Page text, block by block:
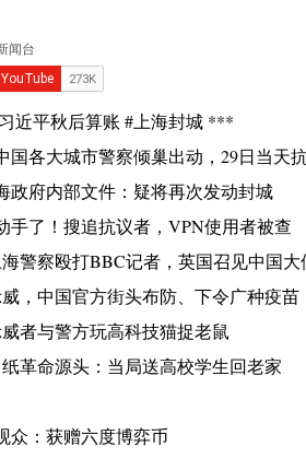
近平秋后算账 #上海封城 ***
国各大城市警察倾巢出动，29日当天
政府内部文件：疑将再次发动封城
手了！搜追抗议者，VPN使用者被查
海警察殴打BBC记者，英国召见中国大
威，中国官方街头布防、下令广种疫苗
威者与警方玩高科技猫捉老鼠
革命源头：当局送高校学生回老家
众：获赠六度博弈币